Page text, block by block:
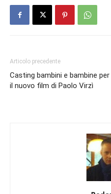
Articolo precedente
Casting bambini e bambine per
il nuovo film di Paolo Virzì